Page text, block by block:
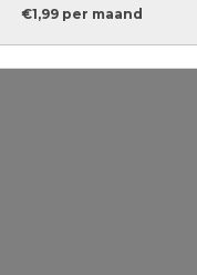
€1,99 per maand
Lees